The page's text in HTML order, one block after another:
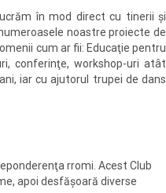
în mod direct cu tinerii şi
noastre proiecte de
cum ar fii: Educaţie pentru
conferinţe, workshop-uri atât
iar cu ajutorul trupei de dans
rromi. Acest Club
apoi desfăşoară diverse